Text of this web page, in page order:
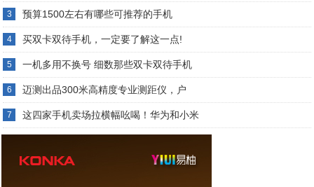
3 预算1500左右有哪些可推荐的手机
4 买双卡双待手机，一定要了解这一点!
5 一机多用不换号 细数那些双卡双待手机
6 迈测出品300米高精度专业测距仪，户
7 这四家手机卖场拉横幅吆喝！华为和小米